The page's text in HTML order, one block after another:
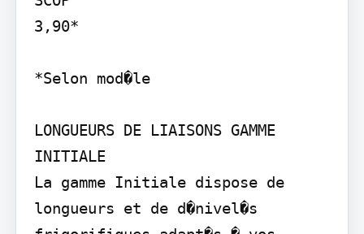
3,90*
*Selon mod�le
LONGUEURS DE LIAISONS GAMME
INITIALE
La gamme Initiale dispose de
longueurs et de d�nivel�s